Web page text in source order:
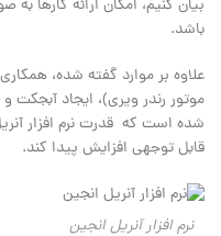
بیان کنیم، امکان ارائه کارها
باشد.
علاوه بر موارد گفته شده،
موتور رندر ویری)، ایجاد آبجکت
شده است که قدرت نرم افزار
قابل توجهی افزایش پیدا کند.
نرم افزار آنریل انجین